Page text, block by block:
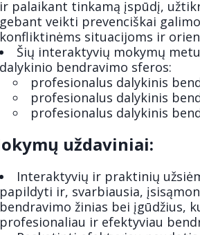
ir palaikant tinkamą įspūdį,
gebant veikti prevenciškai
konfliktinėms situacijoms ir
Šių interaktyvių mokymų
dalykinio bendravimo sferos:
profesionalus dalykinis
profesionalus dalykinis
profesionalus dalykinis
uždaviniai:
Interaktyvių ir praktinių
papildyti ir, svarbiausia,
bendravimo žinias bei įgūdžius,
profesionaliau ir efektyviau